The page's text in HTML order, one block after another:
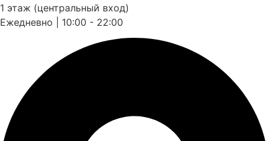
1 этаж (центральный вход)
Ежедневно | 10:00 - 22:00